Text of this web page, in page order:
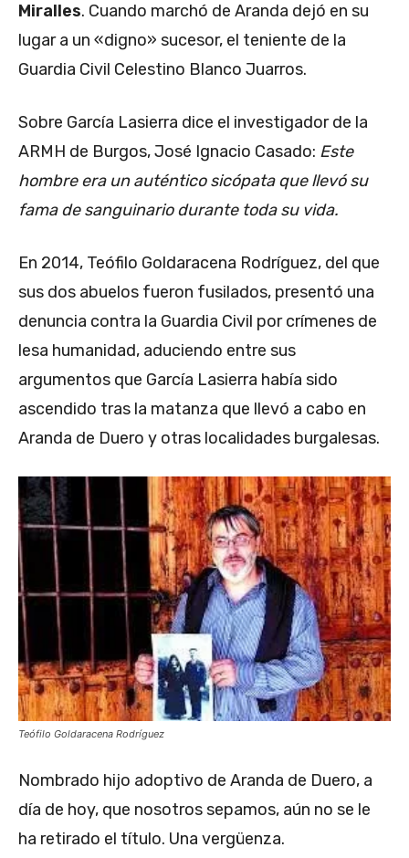
Miralles. Cuando marchó de Aranda dejó en su
lugar a un «digno» sucesor, el teniente de la
Guardia Civil Celestino Blanco Juarros.
Sobre García Lasierra dice el investigador de la
ARMH de Burgos, José Ignacio Casado: Este
hombre era un auténtico sicópata que llevó su
fama de sanguinario durante toda su vida.
En 2014, Teófilo Goldaracena Rodríguez, del que
sus dos abuelos fueron fusilados, presentó una
denuncia contra la Guardia Civil por crímenes de
lesa humanidad, aduciendo entre sus
argumentos que García Lasierra había sido
ascendido tras la matanza que llevó a cabo en
Aranda de Duero y otras localidades burgalesas.
Teófilo Goldaracena Rodríguez
Nombrado hijo adoptivo de Aranda de Duero, a
día de hoy, que nosotros sepamos, aún no se le
ha retirado el título. Una vergüenza.